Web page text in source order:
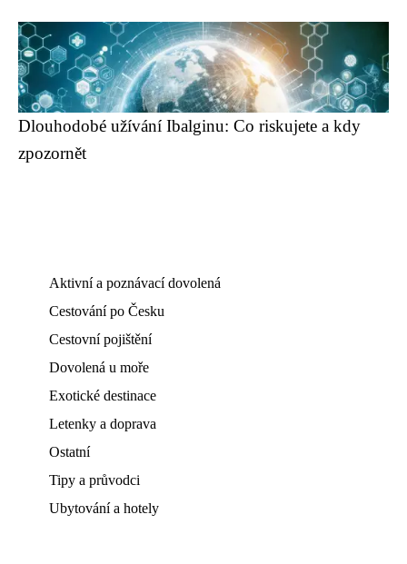
Dlouhodobé užívání Ibalginu: Co riskujete a kdy
zpozornět
Aktivní a poznávací dovolená
Cestování po Česku
Cestovní pojištění
Dovolená u moře
Exotické destinace
Letenky a doprava
Ostatní
Tipy a průvodci
Ubytování a hotely